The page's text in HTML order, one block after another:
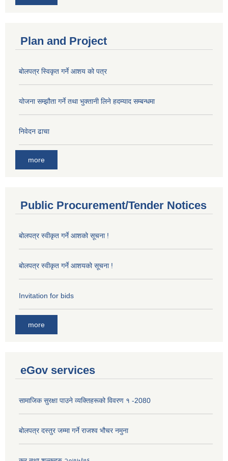
Plan and Project
बोलपत्र स्विकृत गर्ने आशय को पत्र
योजना सम्झौता गर्ने तथा भुक्तानी लिने हदम्याद सम्बन्धमा
निवेदन ढाचा
more
Public Procurement/Tender Notices
बोलपत्र स्वीकृत गर्ने आशको सूचना !
बोलपत्र स्वीकृत गर्ने आशयको सूचना !
Invitation for bids
more
eGov services
सामाजिक सुरक्षा पाउने व्यक्तिहरूको विवरण १ -2080
बोलपत्र दस्तुर जम्मा गर्ने राजश्व भौचर नमुना